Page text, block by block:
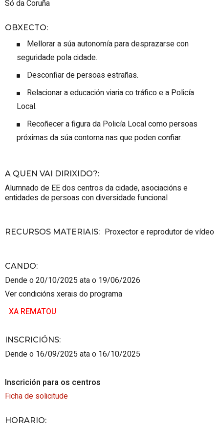
Só da Coruña
OBXECTO:
Mellorar a súa autonomía para desprazarse con
seguridade pola cidade.
Desconfiar de persoas estrañas.
Relacionar a educación viaria co tráfico e a Policía
Local.
Recoñecer a figura da Policía Local como persoas
próximas da súa contorna nas que poden confiar.
A QUEN VAI DIRIXIDO?:
Alumnado de EEdos centros da cidade, asociacións e
entidades de persoas con diversidade funcional
RECURSOS MATERIAIS: Proxector e reprodutor de vídeo
CANDO:
Dende o 20/10/2025 ata o 19/06/2026
Ver condicións xerais do programa
XA REMATOU
INSCRICIÓNS:
Dende o 16/09/2025 ata o 16/10/2025
Inscrición para os centros
Ficha de solicitude
HORARIO: